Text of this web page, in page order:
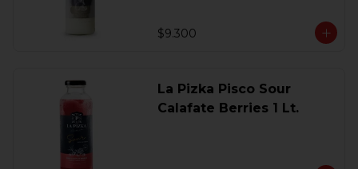
$9.300
La Pizka Pisco Sour
Calafate Berries 1 Lt.